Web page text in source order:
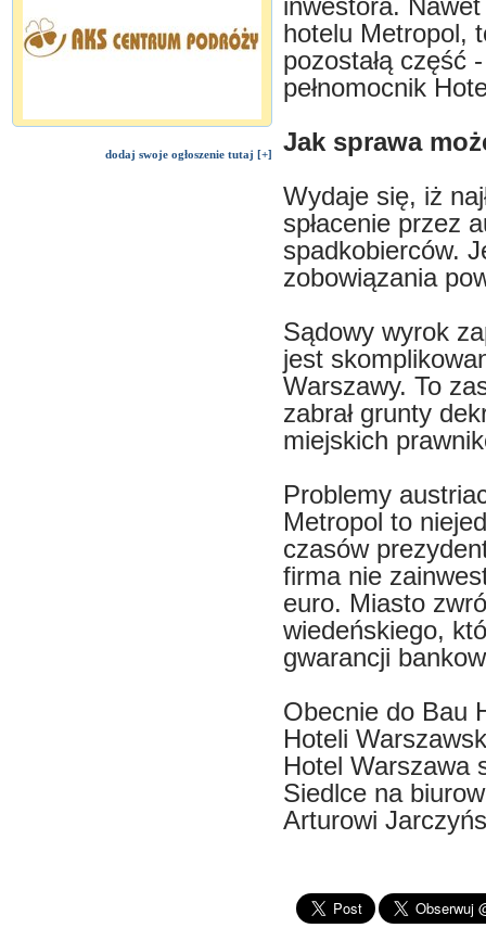
dodaj swoje ogłoszenie tutaj [+]
inwestora.
hotelu Metropol,
pozostałą część
pełnomocnik
Jak sprawa
Wydaje się, iż
spłacenie przez
spadkobierców.
zobowiązania
Sądowy wyrok
jest
Warszawy. To
zabrał grunty
miejskich
Problemy
Metropol to
czasów
firma nie
euro. Miasto
wiedeńskiego,
gwarancji
Obecnie do Bau
Hoteli
Hotel Warszawa
Siedlce na
Arturowi